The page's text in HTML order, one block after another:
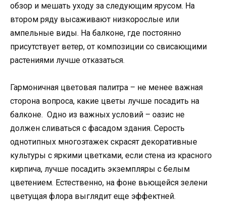
обзор и мешать уходу за следующим ярусом. На
втором ряду высаживают низкорослые или
ампельные виды. На балконе, где постоянно
присутствует ветер, от композиции со свисающими
растениями лучше отказаться.
Гармоничная цветовая палитра – не менее важная
сторона вопроса, какие цветы лучше посадить на
балконе. Одно из важных условий – оазис не
должен сливаться с фасадом здания. Серость
однотипных многоэтажек скрасят декоративные
культуры с яркими цветками, если стена из красного
кирпича, лучше посадить экземпляры с белым
цветением. Естественно, на фоне вьющейся зелени
цветущая флора выглядит еще эффектней.